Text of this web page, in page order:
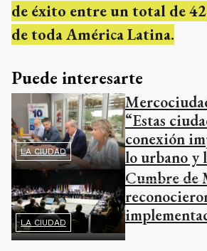
de éxito entre un total de
de toda América Latina.
Puede interesarte
LA CIUDAD
“Estas
conexión
lo urbano y
LA CIUDAD
Cumbre de